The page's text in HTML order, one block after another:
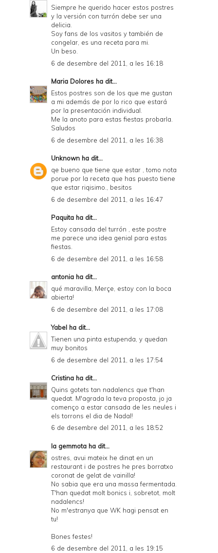
Siempre he querido hacer estos postres
y la versión con turrón debe ser una
delicia.
Soy fans de los vasitos y también de
congelar, es una receta para mi.
Un beso.
6 de desembre del 2011, a les 16:18
Maria Dolores ha dit...
Estos postres son de los que me gustan
a mi además de por lo rico que estará
por la presentación individual.
Me la anoto para estas fiestas probarla.
Saludos
6 de desembre del 2011, a les 16:38
Unknown ha dit...
qe bueno que tiene que estar , tomo nota
porue por la receta que has puesto tiene
que estar riqisimo., besitos
6 de desembre del 2011, a les 16:47
Paquita ha dit...
Estoy cansada del turrón , este postre
me parece una idea genial para estas
fiestas.
6 de desembre del 2011, a les 16:58
antonia ha dit...
qué maravilla, Merçe, estoy con la boca
abierta!
6 de desembre del 2011, a les 17:08
Yabel ha dit...
Tienen una pinta estupenda, y quedan
muy bonitos
6 de desembre del 2011, a les 17:54
Cristina ha dit...
Quins gotets tan nadalencs que t'han
quedat. M'agrada la teva proposta, jo ja
començo a estar cansada de les neules i
els torrons el dia de Nadal!
6 de desembre del 2011, a les 18:52
la gemmota ha dit...
ostres, avui mateix he dinat en un
restaurant i de postres he pres borratxo
coronat de gelat de vainilla!
No sabia que era una massa fermentada.
T'han quedat molt bonics i, sobretot, molt
nadalencs!
No m'estranya que WK hagi pensat en
tu!
Bones festes!
6 de desembre del 2011, a les 19:15